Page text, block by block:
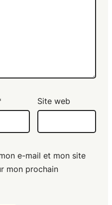
Site web
e-mail et mon site
mon prochain